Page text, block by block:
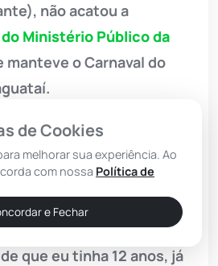
não acatou a
Ministério Público da
manteve o Carnaval do
site Achei Sudoeste e
Sudoeste no Ar, o
não pode suspender
vista se tratar de uma
realizada há décadas no
que eu tinha 12 anos, já
de Cookies
melhorar sua experiência. Ao
com nossa Política de
e Fechar